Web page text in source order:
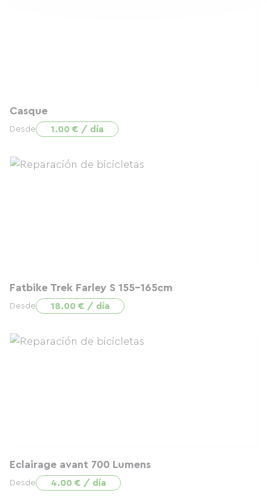
Casque
Desde 1.00 € / día
Fatbike Trek Farley S 155-165cm
Desde 18.00 € / día
Eclairage avant 700 Lumens
Desde 4.00 € / día